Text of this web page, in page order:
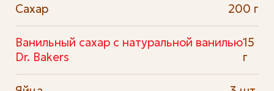
Сахар 200 г
Ванильный сахар с натуральной ванилью
Dr. Bakers
15
г